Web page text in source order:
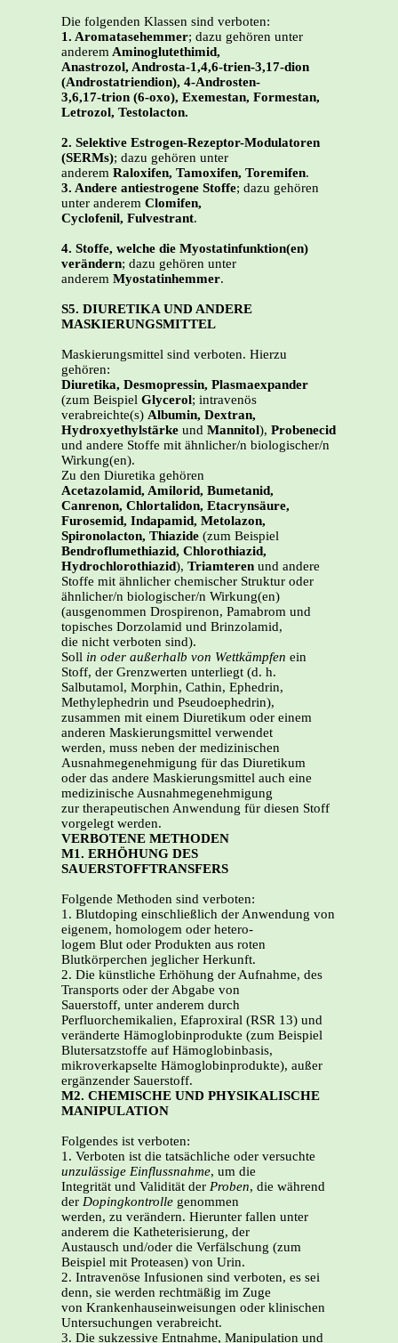
Die folgenden Klassen sind verboten:
1. Aromatasehemmer; dazu gehören unter
anderemAminoglutethimid,
Anastrozol, Androsta-1,4,6-trien-3,17-dion
(Androstatriendion), 4-Androsten-
3,6,17-trion (6-oxo), Exemestan, Formestan,
Letrozol, Testolacton.
2. Selektive Estrogen-Rezeptor-Modulatoren
(SERMs); dazu gehören unter
anderem Raloxifen, Tamoxifen, Toremifen.
3. Andere antiestrogene Stoffe; dazu gehören
unter anderem Clomifen,
Cyclofenil, Fulvestrant.
4. Stoffe, welche die Myostatinfunktion(en)
verändern; dazu gehören unter
anderem Myostatinhemmer.
S5. DIURETIKA UND ANDERE
MASKIERUNGSMITTEL
Maskierungsmittel sind verboten. Hierzu
gehören:
Diuretika, Desmopressin, Plasmaexpander
(zum Beispiel Glycerol; intravenös
verabreichte(s) Albumin, Dextran,
Hydroxyethylstärke und Mannitol), Probenecid
und andere Stoffe mit ähnlicher/n biologischer/n
Wirkung(en).
Zu den Diuretika gehören
Acetazolamid, Amilorid, Bumetanid,
Canrenon, Chlortalidon, Etacrynsäure,
Furosemid, Indapamid, Metolazon,
Spironolacton, Thiazide (zum Beispiel
Bendroflumethiazid, Chlorothiazid,
Hydrochlorothiazid), Triamteren und andere
Stoffe mit ähnlicher chemischer Struktur oder
ähnlicher/n biologischer/n Wirkung(en)
(ausgenommen Drospirenon, Pamabrom und
topisches Dorzolamid und Brinzolamid,
die nicht verboten sind).
Soll in oder außerhalb von Wettkämpfen ein
Stoff, der Grenzwerten unterliegt (d. h.
Salbutamol, Morphin, Cathin, Ephedrin,
Methylephedrin und Pseudoephedrin),
zusammen mit einem Diuretikum oder einem
anderen Maskierungsmittel verwendet
werden, muss neben der medizinischen
Ausnahmegenehmigung für das Diuretikum
oder das andere Maskierungsmittel auch eine
medizinische Ausnahmegenehmigung
zur therapeutischen Anwendung für diesen Stoff
vorgelegt werden.
VERBOTENE METHODEN
M1. ERHÖHUNG DES
SAUERSTOFFTRANSFERS
Folgende Methoden sind verboten:
1. Blutdoping einschließlich der Anwendung von
eigenem, homologem oder hetero-
logem Blut oder Produkten aus roten
Blutkörperchen jeglicher Herkunft.
2. Die künstliche Erhöhung der Aufnahme, des
Transports oder der Abgabe von
Sauerstoff, unter anderem durch
Perfluorchemikalien, Efaproxiral (RSR 13) und
veränderte Hämoglobinprodukte (zum Beispiel
Blutersatzstoffe auf Hämoglobinbasis,
mikroverkapselte Hämoglobinprodukte), außer
ergänzender Sauerstoff.
M2. CHEMISCHE UND PHYSIKALISCHE
MANIPULATION
Folgendes ist verboten:
1. Verboten ist die tatsächliche oder versuchte
unzulässige Einflussnahme, um die
Integrität und Validität der Proben, die während
der Dopingkontrolle genommen
werden, zu verändern. Hierunter fallen unter
anderem die Katheterisierung, der
Austausch und/oder die Verfälschung (zum
Beispiel mit Proteasen) von Urin.
2. Intravenöse Infusionen sind verboten, es sei
denn, sie werden rechtmäßig im Zuge
von Krankenhauseinweisungen oder klinischen
Untersuchungen verabreicht.
3. Die sukzessive Entnahme, Manipulation und